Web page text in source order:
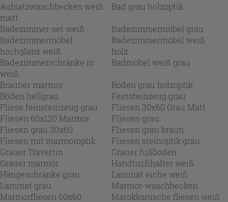
Aufsatzwaschbecken weiß
matt
Bad grau holzoptik
Badezimmer-set weiß
Badezimmermöbel grau
Badezimmermöbel
hochglanz weiß
Badezimmermöbel weiß
holz
Badezimmerschränke in
weiß
Badmöbel weiß grau
Brauner marmor
Böden grau holzoptik
Böden hellgrau
Feinsteinzeug grau
Fliese feinsteinzeug grau
Fliesen 30x60 Grau Matt
Fliesen 60x120 Marmor
Fliesen grau
Fliesen grau 30x60
Fliesen grau braun
Fliesen mit marmoroptik
Fliesen steinoptik grau
Grauer Travertin
Grauer fußboden
Grauer marmor
Handtuchhalter weiß
Hängeschränke grau
Laminat eiche weiß
Laminat grau
Marmor-waschbecken
Marmorfliesen 60x60
Marokkanische fliesen weiß